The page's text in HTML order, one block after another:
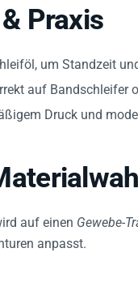
Praxis
um Standzeit
auf Bandschleifer
Druck und
auf einen Gewebe-
anpasst.